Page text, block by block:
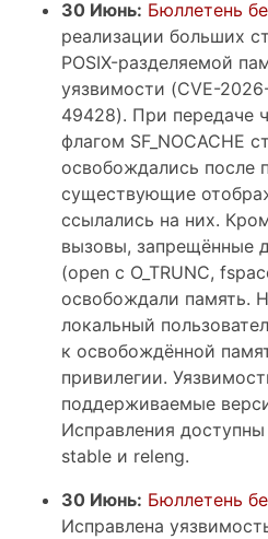
30 Июнь: Бюллетень
реализации больших
POSIX-разделяемой
уязвимости (CVE-
49428). При передаче
флагом SF_NOCACHE
освобождались после
существующие
ссылались на них.
вызовы, запрещённые
(open с O_TRUNC,
освобождали память.
локальный
к освобождённой
привилегии.
поддерживаемые
Исправления
stable и releng.
30 Июнь: Бюллетень
Исправлена